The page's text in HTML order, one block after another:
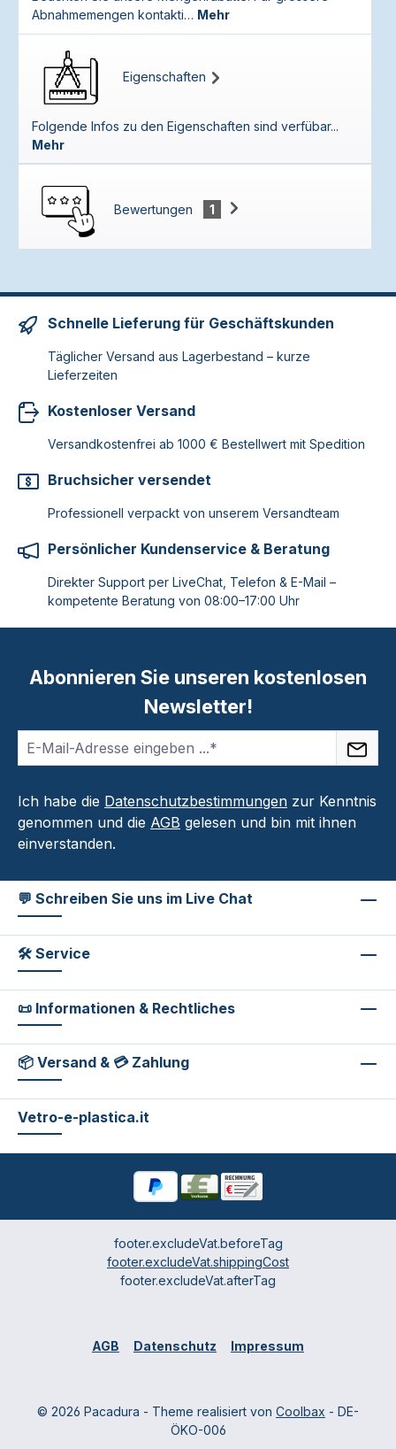
Abnahmemengen kontakti… Mehr
Eigenschaften
Folgende Infos zu den Eigenschaften sind verfübar...
Mehr
Bewertungen 1
Schnelle Lieferung für Geschäftskunden
Täglicher Versand aus Lagerbestand – kurze
Lieferzeiten
Kostenloser Versand
Versandkostenfrei ab 1000 € Bestellwert mit Spedition
Bruchsicher versendet
Professionell verpackt von unserem Versandteam
Persönlicher Kundenservice & Beratung
Direkter Support per LiveChat, Telefon & E-Mail –
kompetente Beratung von 08:00–17:00 Uhr
Abonnieren Sie unseren kostenlosen
Newsletter!
Ich habe die Datenschutzbestimmungen zur Kenntnis
genommen und die AGB gelesen und bin mit ihnen
einverstanden.
💬 Schreiben Sie uns im Live Chat
🛠 Service
📜 Informationen & Rechtliches
📦 Versand & 💳 Zahlung
Vetro-e-plastica.it
footer.excludeVat.beforeTag
footer.excludeVat.shippingCost
footer.excludeVat.afterTag
AGB Datenschutz Impressum
© 2026 Pacadura - Theme realisiert von Coolbax - DE-
ÖKO-006